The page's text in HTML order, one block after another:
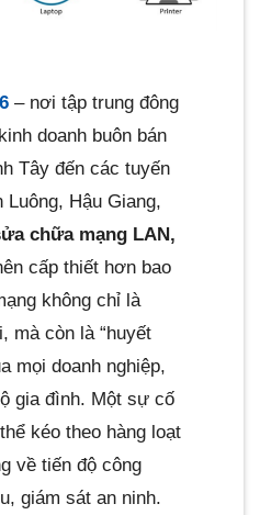
– nơi tập trung đông
doanh buôn bán
Tây đến các tuyến
Hậu Giang,
chữa mạng LAN,
cấp thiết hơn bao
không chỉ là
mà còn là “huyết
mọi doanh nghiệp,
gia đình. Một sự cố
kéo theo hàng loạt
về tiến độ công
giám sát an ninh.